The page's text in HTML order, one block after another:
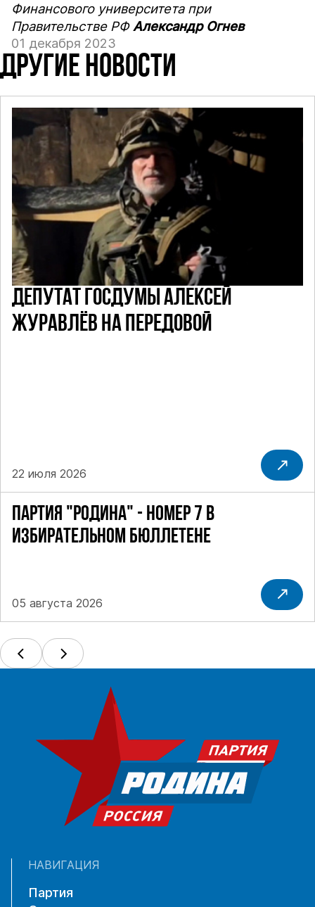
Финансового университета при
Правительстве РФ Александр Огнев
01 декабря 2023
ДРУГИЕ НОВОСТИ
ПАРТИЯ "РОДИНА" - НОМЕР 7 В
ИЗБИРАТЕЛЬНОМ БЮЛЛЕТЕНЕ
05 августа 2026
ДЕПУТАТ ГОСДУМЫ АЛЕКСЕЙ
ЖУРАВЛЁВ НА ПЕРЕДОВОЙ
22 июля 2026
НАВИГАЦИЯ
Партия